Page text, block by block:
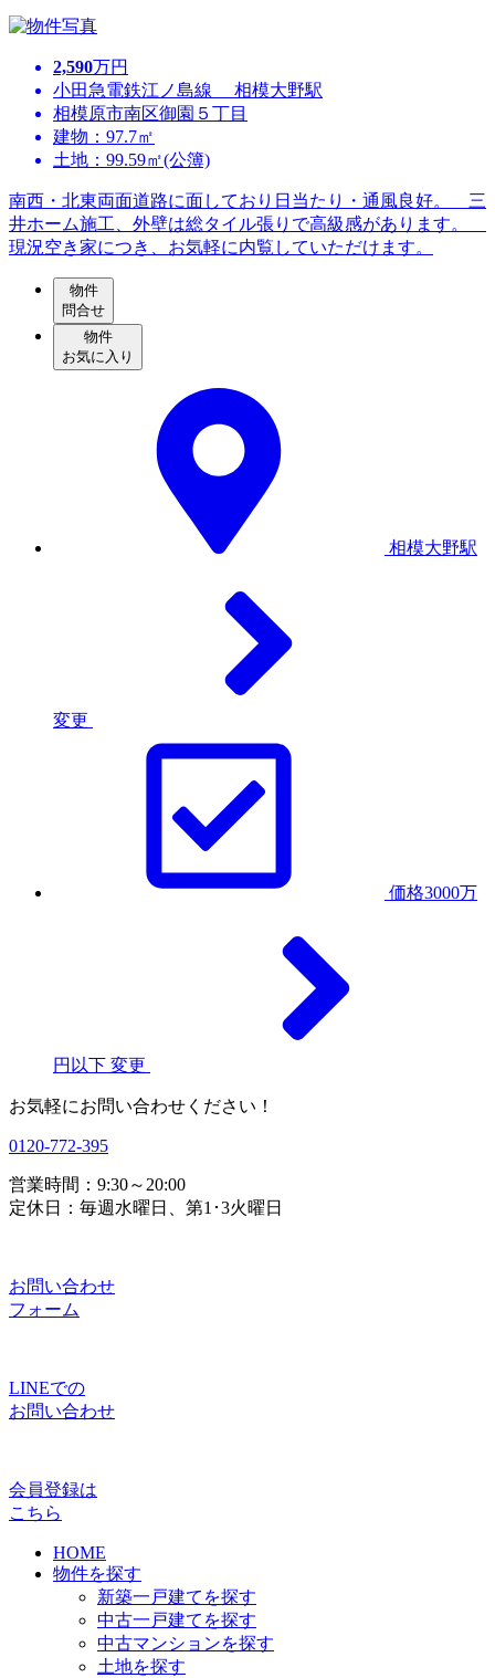
2,590万円
小田急電鉄江ノ島線 相模大野駅
相模原市南区御園５丁目
建物：97.7㎡
土地：99.59㎡(公簿)
南西・北東両面道路に面しており日当たり・通風良好。 三
井ホーム施工、外壁は総タイル張りで高級感があります。
現況空き家につき、お気軽に内覧していただけます。
物件
問合せ
物件
お気に入り
相模大野駅
変更
価格3000万
円以下 変更
お気軽にお問い合わせください！
0120-772-395
営業時間：9:30～20:00
定休日：毎週水曜日、第1･3火曜日
お問い合わせ
フォーム
LINEでの
お問い合わせ
会員登録は
こちら
HOME
物件を探す
新築一戸建てを探す
中古一戸建てを探す
中古マンションを探す
土地を探す